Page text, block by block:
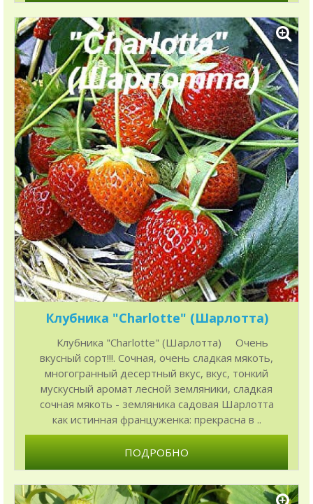
Клубника "Charlotte" (Шарлотта)
Клубника "Charlotte" (Шарлотта) Очень
вкусный сорт!!!. Сочная, очень сладкая мякоть,
многогранный десертный вкус, вкус, тонкий
мускусный аромат лесной земляники, сладкая
сочная мякоть - земляника садовая Шарлотта
как истинная француженка: прекрасна в ..
ПОДРОБНО